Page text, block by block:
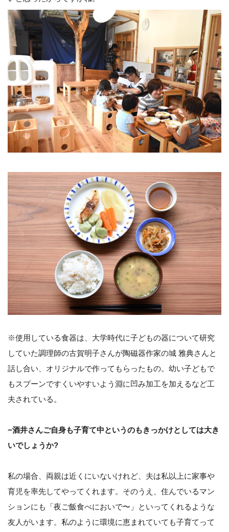
※使用している食器は、大学時代に子どもの器について研究
していた調理師の古賀明子さんが陶磁器作家の城 雅典さんと
話し合い、オリジナルで作ってもらったもの。幼い子どもで
もスプーンですくいやすいよう淵に凹み加工を加えるなど工
夫されている。
−酒井さんご自身も子育て中というのもきっかけとしては大き
いでしょうか?
私の場合、両親は近くにいないけれど、夫は私以上に家事や
育児を率先してやってくれます。そのうえ、住んでいるマン
ションにも「夜ご飯食べにおいで〜」といってくれるような
友人がいます。私のように環境に恵まれていても子育てって